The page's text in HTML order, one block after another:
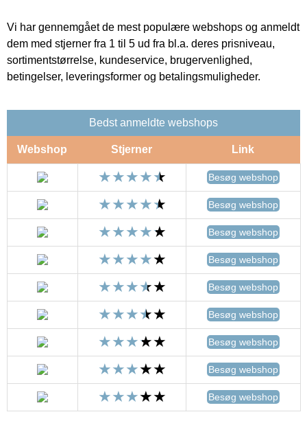
Vi har gennemgået de mest populære webshops og anmeldt
dem med stjerner fra 1 til 5 ud fra bl.a. deres prisniveau,
sortimentstørrelse, kundeservice, brugervenlighed,
betingelser, leveringsformer og betalingsmuligheder.
Bedst anmeldte webshops
Webshop Stjerner Link
Besøg webshop
Besøg webshop
Besøg webshop
Besøg webshop
Besøg webshop
Besøg webshop
Besøg webshop
Besøg webshop
Besøg webshop